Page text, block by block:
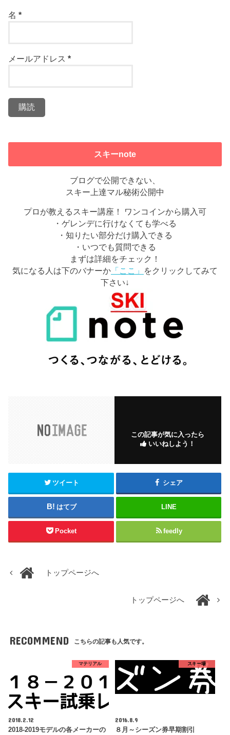
名*
メールアドレス*
スキーnote
ブログで公開できない、
スキー上達マル秘術公開中
プロが教えるスキー講座！ ワンコインから購入可
・ゲレンデに行けなくても学べる
・知りたい部分だけ購入できる
・いつでも質問できる
まずは詳細をチェック！
気になる人は下のバナーか 「ここ」
をクリックしてみて
下さい↓
この記事が気に入ったら
いいねしよう！
ツイート シェア
はてブ LINE
Pocket feedly
トップページへ
トップページへ
RECOMMEND こちらの記事も人気です。
マテリアル
2018.2.12
2018-2019モデルの各メーカーの
スキー場
2016.8.9
８月～シーズン券早期割引